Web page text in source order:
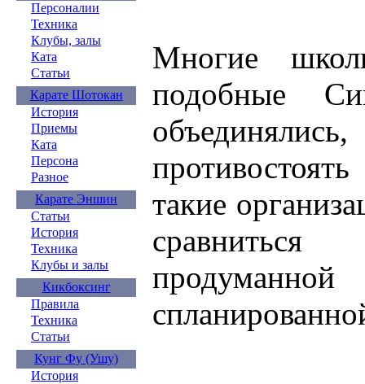
Персоналии
Техника
Клубы, залы
Ката
Статьи
Карате Шотокан
История
Приемы
Ката
Персона
Разное
Карате Эншин
Статьи
История
Техника
Клубы и залы
Кикбоксинг
Правила
Техника
Статьи
Кунг Фу (Ушу)
История
Многие
подобные
такие